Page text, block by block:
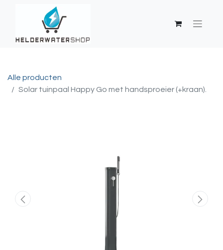
Alle producten
Solar tuinpaal Happy Go met handsproeier (+kraan).